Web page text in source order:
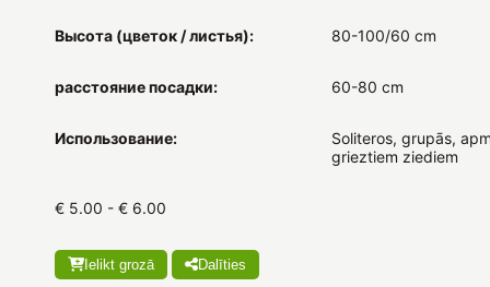
Высота (цветок / листья): 80-100/60 cm
расстояние посадки: 60-80 cm
Использование:
Soliteros, grupās,
grieztiem ziediem
€ 5.00 - € 6.00
Ielikt grozā Dalīties